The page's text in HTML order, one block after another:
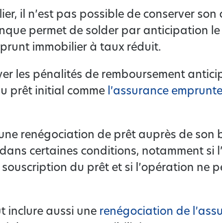
il n’est pas possible de conserver
permet de solder par anticipation
immobilier à taux réduit.
les pénalités de remboursement
prêt initial comme l’assurance
renégociation de prêt auprès de son
certaines conditions, notamment si
du prêt et si l’opération ne
inclure aussi une renégociation de